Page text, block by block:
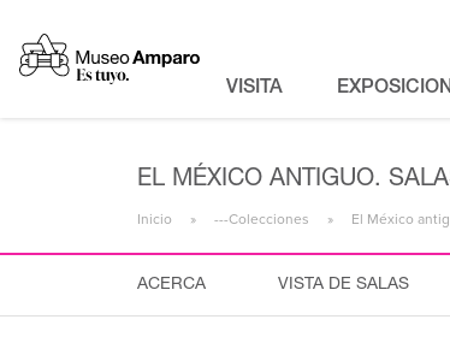
VISITA
EL MÉXICO ANTIGUO.
Inicio ---Colecciones El México
ACERCA VISTA DE SALAS